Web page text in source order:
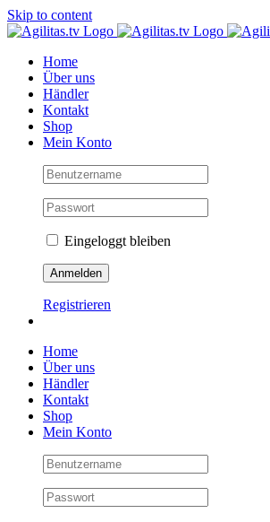
Skip to content
Home
Über uns
Händler
Kontakt
Shop
Mein Konto
Eingeloggt bleiben
Registrieren
Home
Über uns
Händler
Kontakt
Shop
Mein Konto